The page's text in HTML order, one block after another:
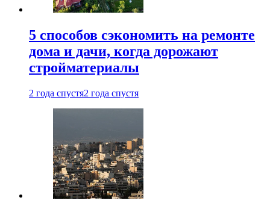
5 способов сэкономить на ремонте
дома и дачи, когда дорожают
стройматериалы
2 года спустя2 года спустя